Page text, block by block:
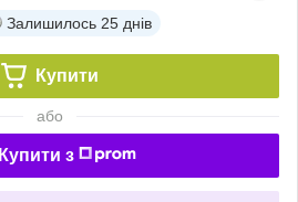
Залишилось 25 днів
Купити
або
Купити з